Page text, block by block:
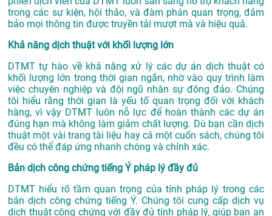
trong các sự kiện, hội thảo, và đàm phán quan trọng, đảm
bảo mọi thông tin được truyền tải mượt mà và hiệu quả.
Khả năng dịch thuật với khối lượng lớn
DTMT tự hào về khả năng xử lý các dự án dịch thuật có
khối lượng lớn trong thời gian ngắn, nhờ vào quy trình làm
việc chuyên nghiệp và đội ngũ nhân sự đông đảo. Chúng
tôi hiểu rằng thời gian là yếu tố quan trọng đối với khách
hàng, vì vậy DTMT luôn nỗ lực để hoàn thành các dự án
đúng hạn mà không làm giảm chất lượng. Dù bạn cần dịch
thuật một vài trang tài liệu hay cả một cuốn sách, chúng tôi
đều có thể đáp ứng nhanh chóng và chính xác.
Bản dịch công chứng tiếng Ý pháp lý đầy đủ
DTMT hiểu rõ tầm quan trọng của tính pháp lý trong các
bản dịch công chứng tiếng Ý. Chúng tôi cung cấp dịch vụ
dịch thuật công chứng với đầy đủ tính pháp lý, giúp bạn an